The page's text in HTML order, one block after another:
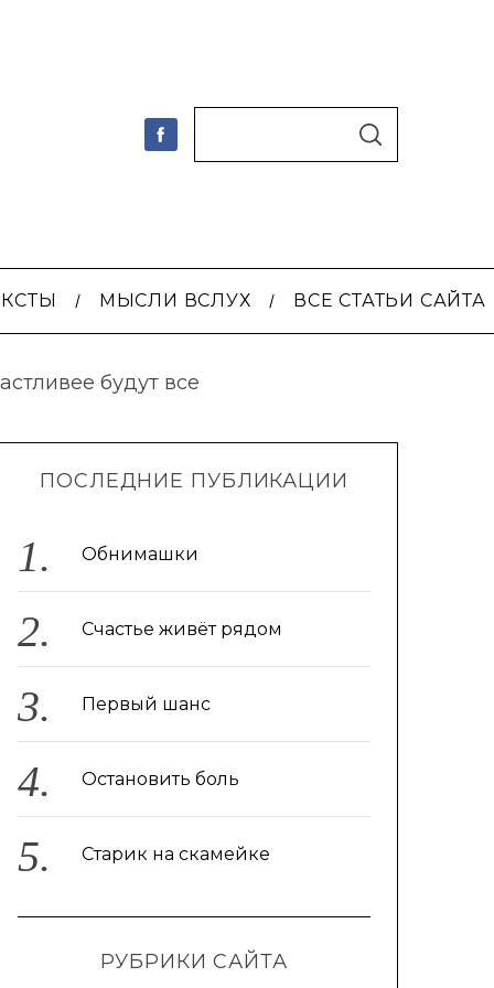
h
f
o
S
МЫСЛИ ВСЛУХ ВСЕ СТАТЬИ САЙТА
будут все
ПОСЛЕДНИЕ ПУБЛИКАЦИИ
Обнимашки
Счастье живёт рядом
Первый шанс
Остановить боль
Старик на скамейке
РУБРИКИ САЙТА